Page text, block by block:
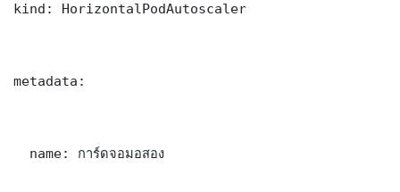
kind: HorizontalPodAutoscaler
metadata:
  name: การ์ดจอมอสอง